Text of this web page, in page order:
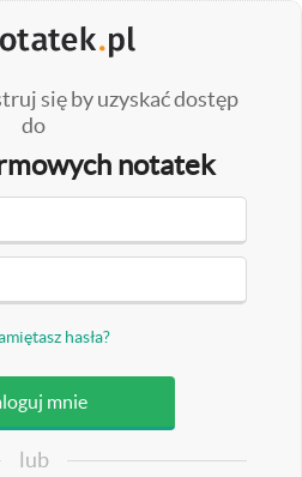
się by uzyskać dostęp
do
notatek
hasła?
lub